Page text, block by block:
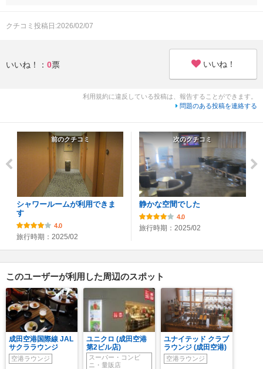
クチコミ投稿日:2026/02/07
いいね！： 0票 いいね！
利用規約に違反している投稿は、報告することができます。
問題のある投稿を連絡する
前のクチコミ
シャワールームが利用できま
す
4.0
旅行時期：2025/02
次のクチコミ
静かな空間でした
4.0
旅行時期：2025/02
このユーザーが利用した周辺のスポット
成田空港国際線 JAL
サクララウンジ
空港ラウンジ
ユニクロ (成田空港
第2ビル店)
スーパー・コンビ
ニ・量販店
ユナイテッド クラブ
ラウンジ (成田空港)
空港ラウンジ